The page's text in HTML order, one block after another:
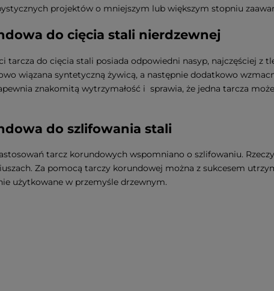
projektów o mniejszym lub większym stopniu
do cięcia stali nierdzewnej
tarcza do cięcia stali posiada odpowiedni nasyp, najczęściej z
wiązana syntetyczną żywicą, a następnie dodatkowo
znakomitą wytrzymałość i sprawia, że jedna tarcza
do szlifowania stali
tarcz korundowych wspomniano o szlifowaniu.
Za pomocą tarczy korundowej można z sukcesem
użytkowane w przemyśle drzewnym.